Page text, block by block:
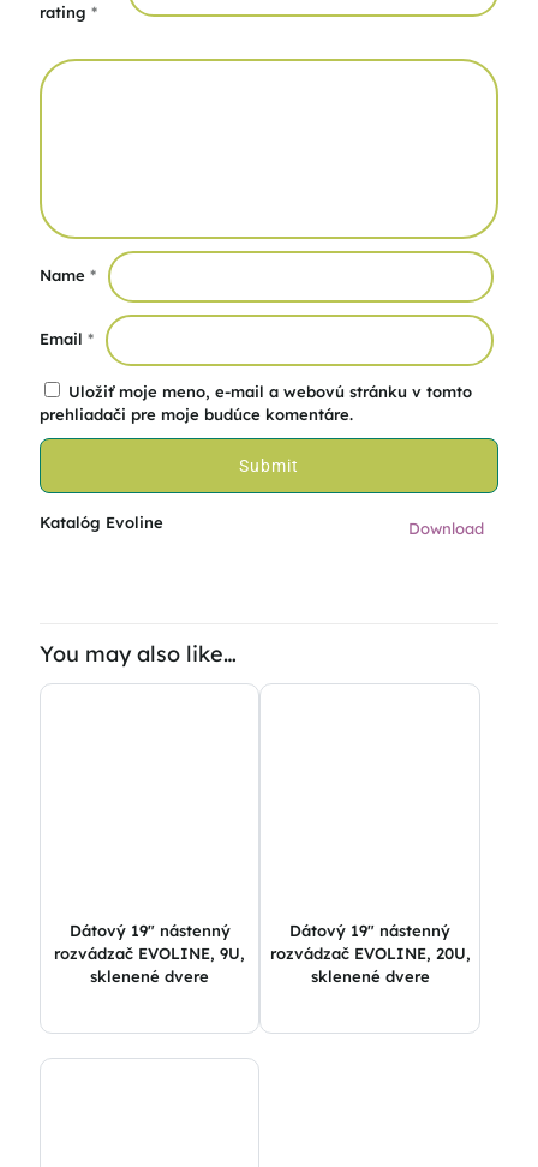
rating *
Name *
Email *
Uložiť moje meno, e-mail a webovú stránku v tomto
prehliadači pre moje budúce komentáre.
Katalóg Evoline Download
You may also like…
Dátový 19″ nástenný
rozvádzač EVOLINE, 9U,
sklenené dvere
Dátový 19″ nástenný
rozvádzač EVOLINE, 20U,
sklenené dvere